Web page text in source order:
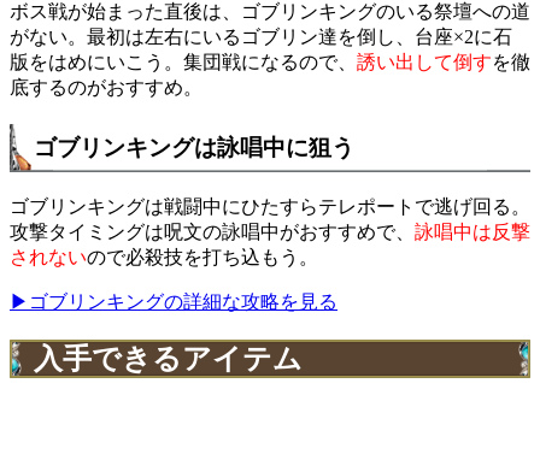
ボス戦が始まった直後は、ゴブリンキングのいる祭壇への道
がない。最初は左右にいるゴブリン達を倒し、台座×2に石
版をはめにいこう。集団戦になるので、 誘い出して倒すを徹
底するのがおすすめ。
ゴブリンキングは詠唱中に狙う
ゴブリンキングは戦闘中にひたすらテレポートで逃げ回る。
攻撃タイミングは呪文の詠唱中がおすすめで、 詠唱中は反撃
されないので必殺技を打ち込もう。
▶ゴブリンキングの詳細な攻略を見る
入手できるアイテム